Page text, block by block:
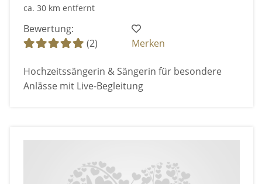
ca. 30 km entfernt
Bewertung:
(2)
Merken
Hochzeitssängerin & Sängerin für besondere
Anlässe mit Live-Begleitung